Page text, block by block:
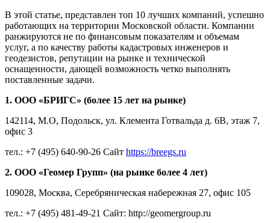
В этой статье, представлен топ 10 лучших компаний, успешно
работающих на территории Московской области. Компании
ранжируются не по финансовым показателям и объемам
услуг, а по качеству работы кадастровых инженеров и
геодезистов, репутации на рынке и технической
оснащенности, дающей возможность четко выполнять
поставленные задачи.
1. ООО «БРИГС» (более 15 лет на рынке)
142114, М.О, Подольск, ул. Клемента Готвальда д. 6В, этаж 7,
офис 3
тел.: +7 (495) 640-90-26 Сайт https://breegs.ru
2. ООО «Геомер Групп» (на рынке более 4 лет)
109028, Москва, Серебряническая набережная 27, офис 105
тел.: +7 (495) 481-49-21 Сайт: http://geomergroup.ru